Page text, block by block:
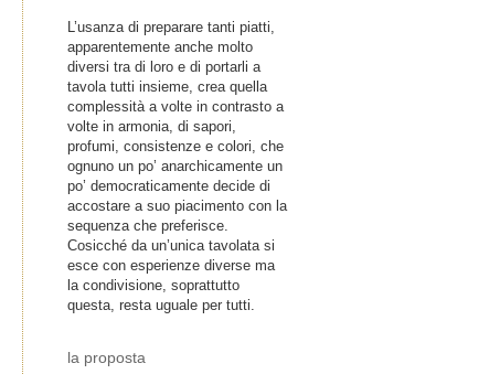
L’usanza di preparare tanti piatti,
apparentemente anche molto
diversi tra di loro e di portarli a
tavola tutti insieme, crea quella
complessità a volte in contrasto a
volte in armonia, di sapori,
profumi, consistenze e colori, che
ognuno un po’ anarchicamente un
po’ democraticamente decide di
accostare a suo piacimento con la
sequenza che preferisce.
Cosicché da un’unica tavolata si
esce con esperienze diverse ma
la condivisione, soprattutto
questa, resta uguale per tutti.
la proposta